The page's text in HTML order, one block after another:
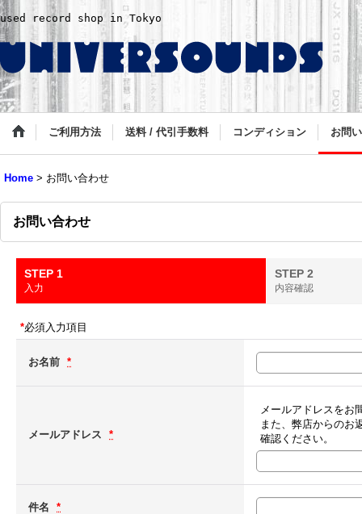
used record shop in Tokyo
ご利用方法 送料 / 代引手数料 コンディション お問
Home > お問い合わせ
お問い合わせ
STEP 1
入力
STEP 2
内容確認
*必須入力項目
お名前 *
メールアドレス *
メールアドレスをお
また、弊店からのお
確認ください。
件名 *